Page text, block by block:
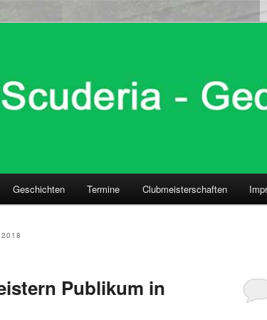
Geschichten Termine Clubmeisterschaften
Publikum in